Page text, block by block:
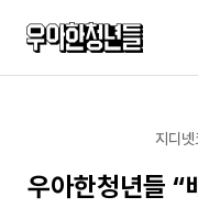
지디
우아한청년들 “